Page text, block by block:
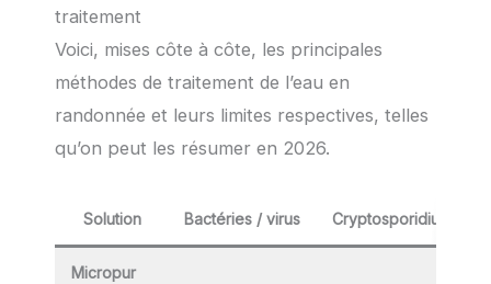
traitement
Voici, mises côte à côte, les principales
méthodes de traitement de l’eau en
randonnée et leurs limites respectives, telles
qu’on peut les résumer en 2026.
Solution Bactéries / virus Cryptosporidium
Micropur